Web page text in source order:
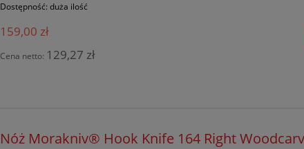
Dostępność: duża ilość
159,00 zł
Cena netto: 129,27 zł
Nóż Morakniv® Hook Knife 164 Right